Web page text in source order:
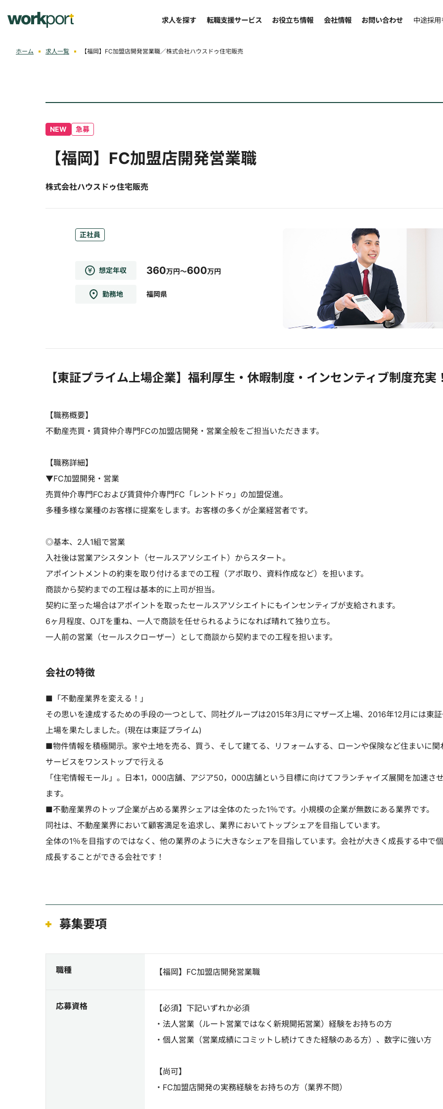
求人を探す 転職支援サービス お役立ち情報 会社情報 お問い合わせ 中途採
ホーム 求人一覧 【福岡】FC加盟店開発営業職／株式会社ハウスドゥ住宅販売
NEW 急募
【福岡】FC加盟店開発営業職
株式会社ハウスドゥ住宅販売
正社員
想定年収 360万円～600万円
勤務地 福岡県
【東証プライム上場企業】福利厚生・休暇制度・インセンティブ制度充
【職務概要】
不動産売買・賃貸仲介専門FCの加盟店開発・営業全般をご担当いただきます。
【職務詳細】
▼FC加盟開発・営業
売買仲介専門FCおよび賃貸仲介専門FC「レントドゥ」の加盟促進。
多種多様な業種のお客様に提案をします。お客様の多くが企業経営者です。
◎基本、2人1組で営業
入社後は営業アシスタント（セールスアソシエイト）からスタート。
アポイントメントの約束を取り付けるまでの工程（アポ取り、資料作成など）を担います。
商談から契約までの工程は基本的に上司が担当。
契約に至った場合はアポイントを取ったセールスアソシエイトにもインセンティブが支給されます。
6ヶ月程度、OJTを重ね、一人で商談を任せられるようになれば晴れて独り立ち。
一人前の営業（セールスクローザー）として商談から契約までの工程を担います。
会社の特徴
■「不動産業界を変える！」
その思いを達成するための手段の一つとして、同社グループは2015年3月にマザーズ上場、2016年12月には東
上場を果たしました。(現在は東証プライム)
■物件情報を積極開示。家や土地を売る、買う、そして建てる、リフォームする、ローンや保険など住まいに関
サービスをワンストップで行える
「住宅情報モール」。日本1，000店舗、アジア50，000店舗という目標に向けてフランチャイズ展開を加速さ
ます。
■不動産業界のトップ企業が占める業界シェアは全体のたった1％です。小規模の企業が無数にある業界です。
同社は、不動産業界において顧客満足を追求し、業界においてトップシェアを目指しています。
全体の1％を目指すのではなく、他の業界のように大きなシェアを目指しています。会社が大きく成長する中で
成長することができる会社です！
募集要項
職種 【福岡】FC加盟店開発営業職
応募資格
【必須】下記いずれか必須
・法人営業（ルート営業ではなく新規開拓営業）経験をお持ちの方
・個人営業（営業成績にコミットし続けてきた経験のある方）、数字に強い方
【尚可】
・FC加盟店開発の実務経験をお持ちの方（業界不問）